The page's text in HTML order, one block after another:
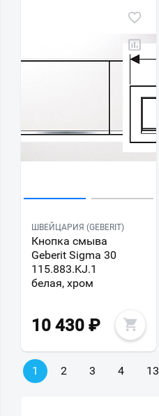
ШВЕЙЦАРИЯ (GEBERIT)
Кнопка смыва
Geberit Sigma 30
115.883.KJ.1
белая, хром
10 430 ₽
1 2 3 4 13